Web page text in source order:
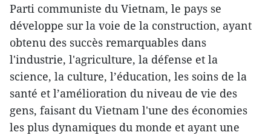
Parti communiste du Vietnam, le pays se
développe sur la voie de la construction, ayant
obtenu des succès remarquables dans
l'industrie, l'agriculture, la défense et la
science, la culture, l’éducation, les soins de la
santé et l’amélioration du niveau de vie des
gens, faisant du Vietnam l'une des économies
les plus dynamiques du monde et ayant une